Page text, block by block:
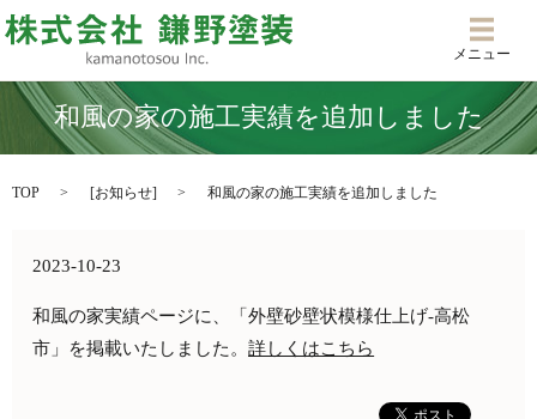
メニ
メニュー
和風の家の施工実績を追加しました
TOP [お知らせ] 和風の家の施工実績を追加しました
2023-10-23
和風の家実績ページに、「外壁砂壁状模様仕上げ-高松
市」を掲載いたしました。詳しくはこちら